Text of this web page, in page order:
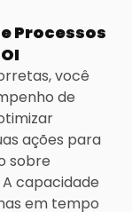
Processos
você
de
ações para
sobre
capacidade
em tempo